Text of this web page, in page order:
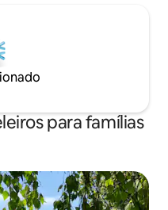
para famílias
hóspedes